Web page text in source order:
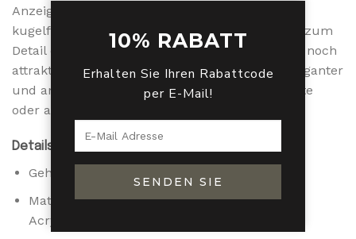
Anzeige mit römischen Ziffern einfügt. Diese
kugelförmige Taschenuhr wurde mit viel Liebe zum
Detail entworfen und ist mit der kleinen Glocke noch
attraktiver. Das macht sie noch charmanter, eleganter
und anspruchsvoller, sodass Sie sie als Halskette
oder an Ihrer Weste tragen können.
Details zum Produkt :
Gehäuse-Designmaterial: Legierung
Material für die Gestaltung des Zifferblatts:
Acrylglas
10% RABATT
Erhalten Sie Ihren Rabattcode
per E-Mail!
SENDEN SIE